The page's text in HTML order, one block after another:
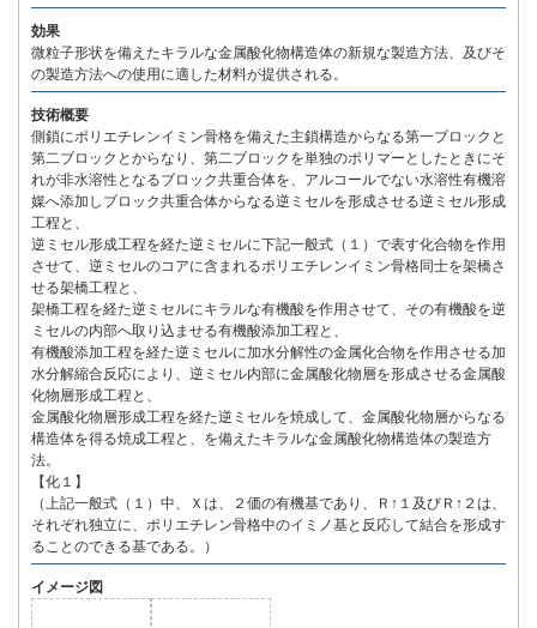
効果
微粒子形状を備えたキラルな金属酸化物構造体の新規な製造方法、及びそ
の製造方法への使用に適した材料が提供される。
技術概要
側鎖にポリエチレンイミン骨格を備えた主鎖構造からなる第一ブロックと
第二ブロックとからなり、第二ブロックを単独のポリマーとしたときにそ
れが非水溶性となるブロック共重合体を、アルコールでない水溶性有機溶
媒へ添加しブロック共重合体からなる逆ミセルを形成させる逆ミセル形成
工程と、
逆ミセル形成工程を経た逆ミセルに下記一般式（１）で表す化合物を作用
させて、逆ミセルのコアに含まれるポリエチレンイミン骨格同士を架橋さ
せる架橋工程と、
架橋工程を経た逆ミセルにキラルな有機酸を作用させて、その有機酸を逆
ミセルの内部へ取り込ませる有機酸添加工程と、
有機酸添加工程を経た逆ミセルに加水分解性の金属化合物を作用させる加
水分解縮合反応により、逆ミセル内部に金属酸化物層を形成させる金属酸
化物層形成工程と、
金属酸化物層形成工程を経た逆ミセルを焼成して、金属酸化物層からなる
構造体を得る焼成工程と、を備えたキラルな金属酸化物構造体の製造方
法。
【化１】
（上記一般式（１）中、Ｘは、２価の有機基であり、Ｒ↑１及びＲ↑２は、
それぞれ独立に、ポリエチレン骨格中のイミノ基と反応して結合を形成す
ることのできる基である。）
イメージ図